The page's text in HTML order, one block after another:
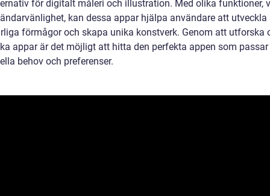
för digitalt måleri och illustration. Med olika funktioner,
kan dessa appar hjälpa användare att utveckla
förmågor och skapa unika konstverk. Genom att utforska
appar är det möjligt att hitta den perfekta appen som passar
behov och preferenser.